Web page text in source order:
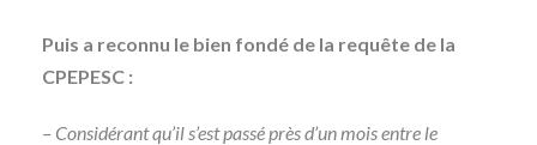
Puis a reconnu le bien fondé de la requête de la
CPEPESC :
– Considérant qu’il s’est passé près d’un mois entre le